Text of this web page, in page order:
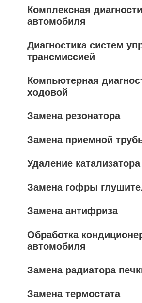
Комплексная
автомобиля
Диагностика систем
трансмиссией
Компьютерная
ходовой
Замена резонатора
Замена приемной
Удаление катализатора
Замена гофры
Замена антифриза
Обработка
автомобиля
Замена радиатора
Замена термостата